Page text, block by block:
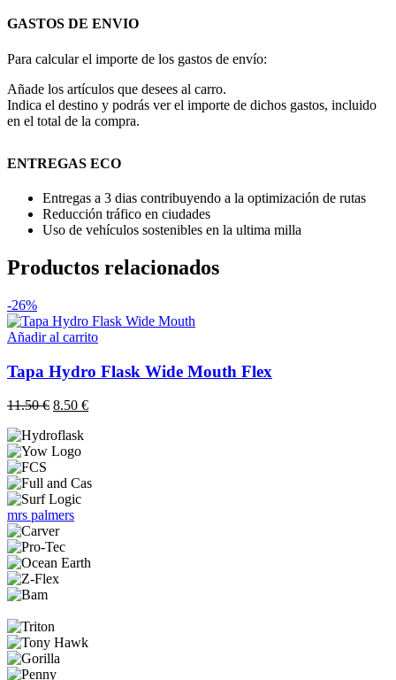
GASTOS DE ENVIO
Para calcular el importe de los gastos de envío:
Añade los artículos que desees al carro.
Indica el destino y podrás ver el importe de dichos gastos, incluido
en el total de la compra.
ENTREGAS ECO
Entregas a 3 dias contribuyendo a la optimización de rutas
Reducción tráfico en ciudades
Uso de vehículos sostenibles en la ultima milla
Productos relacionados
-26%
Añadir al carrito
Tapa Hydro Flask Wide Mouth Flex
11.50€ El
original
era:
8.50 €El
mrs palmers